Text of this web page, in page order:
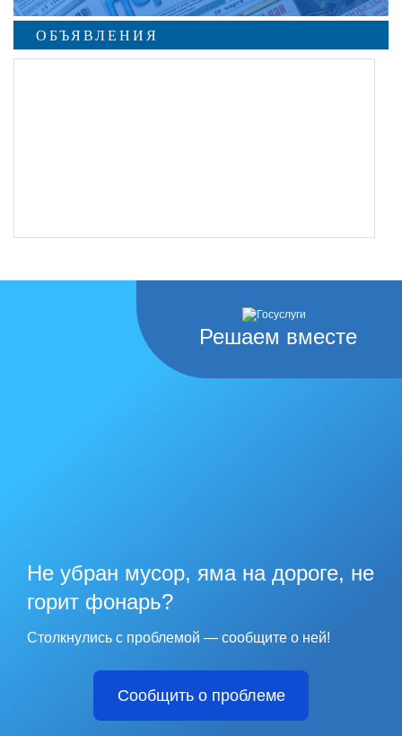
ОБЪЯВЛЕНИЯ
Решаем вместе
Не убран мусор, яма на дороге, не
горит фонарь?
Столкнулись с проблемой — сообщите о ней!
Сообщить о проблеме